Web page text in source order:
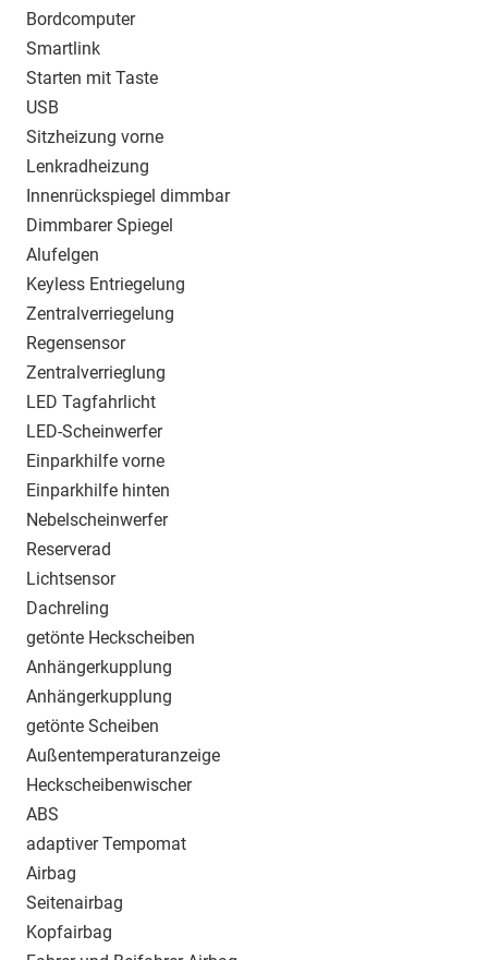
Bordcomputer
Smartlink
Starten mit Taste
USB
Sitzheizung vorne
Lenkradheizung
Innenrückspiegel dimmbar
Dimmbarer Spiegel
Alufelgen
Keyless Entriegelung
Zentralverriegelung
Regensensor
Zentralverrieglung
LED Tagfahrlicht
LED-Scheinwerfer
Einparkhilfe vorne
Einparkhilfe hinten
Nebelscheinwerfer
Reserverad
Lichtsensor
Dachreling
getönte Heckscheiben
Anhängerkupplung
Anhängerkupplung
getönte Scheiben
Außentemperaturanzeige
Heckscheibenwischer
ABS
adaptiver Tempomat
Airbag
Seitenairbag
Kopfairbag